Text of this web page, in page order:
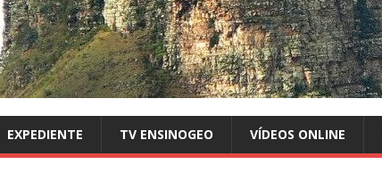
EXPEDIENTE TV ENSINOGEO VÍDEOS ONLINE